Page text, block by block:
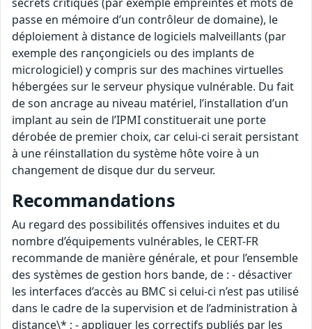
passe en mémoire d’un contrôleur de domaine), le
déploiement à distance de logiciels malveillants (par
exemple des rançongiciels ou des implants de
micrologiciel) y compris sur des machines virtuelles
hébergées sur le serveur physique vulnérable. Du fait
de son ancrage au niveau matériel, l’installation d’un
implant au sein de l’IPMI constituerait une porte
dérobée de premier choix, car celui-ci serait persistant
à une réinstallation du système hôte voire à un
changement de disque dur du serveur.
Recommandations
Au regard des possibilités offensives induites et du
nombre d’équipements vulnérables, le CERT-FR
recommande de manière générale, et pour l’ensemble
des systèmes de gestion hors bande, de : - désactiver
les interfaces d’accès au BMC si celui-ci n’est pas utilisé
dans le cadre de la supervision et de l’administration à
distance\* ; - appliquer les correctifs publiés par les